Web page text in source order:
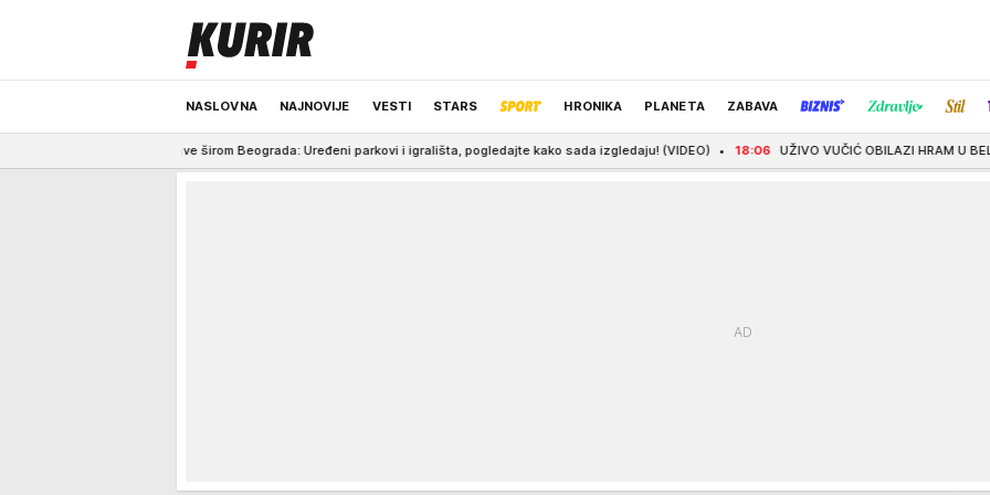
NASLOVNA NAJNOVIJE VESTI STARS HRONIKA PLANETA ZABAVA
ODRŽIVA BUDUĆNOST REGION NEWS IZBOR UREDNIKA
rukave širom Beograda: Uređeni parkovi i igrališta, pogledajte kako sada izgledaju! (VIDEO) 18:06 UŽIVO VUČIĆ OBILAZI HRAM U BELEGIŠU, NA